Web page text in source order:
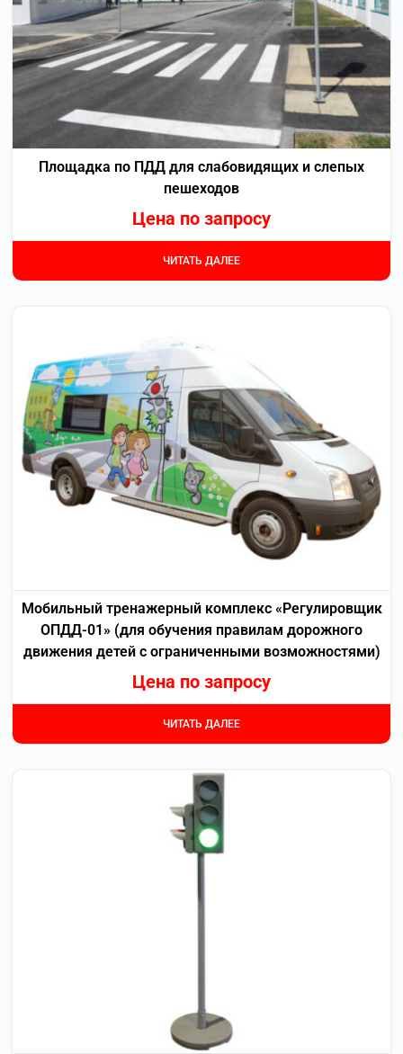
Площадка по ПДД для слабовидящих и слепых
пешеходов
Цена по запросу
ЧИТАТЬ ДАЛЕЕ
Мобильный тренажерный комплекс «Регулировщик
ОПДД-01» (для обучения правилам дорожного
движения детей с ограниченными возможностями)
Цена по запросу
ЧИТАТЬ ДАЛЕЕ